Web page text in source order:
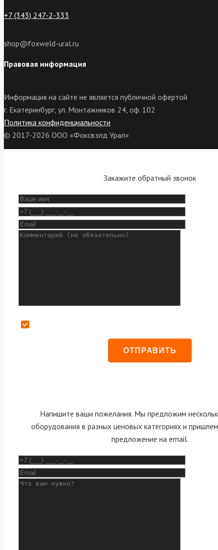
+7 (343) 247-2-333
shop@foxweld-ural.ru
Правовая информация
Информация на сайте не является публичной офертой
г. Екатеринбург, ул. Монтажников 24, оф. 102
Политика конфиденциальности
© 2017-2026 ООО «Фоксвэлд Урал»
Закажите обратный звонок
Напишите ваши пожелания. Мы предложим
оборудования в разных ценовых категориях и
предложение на email.